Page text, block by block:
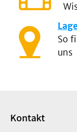
So
uns
Kontakt